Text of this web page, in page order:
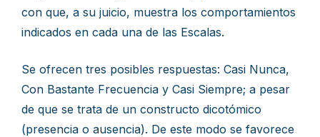
con que, a su juicio, muestra los comportamientos
indicados en cada una de las Escalas.
Se ofrecen tres posibles respuestas: Casi Nunca,
Con Bastante Frecuencia y Casi Siempre; a pesar
de que se trata de un constructo dicotómico
(presencia o ausencia). De este modo se favorece